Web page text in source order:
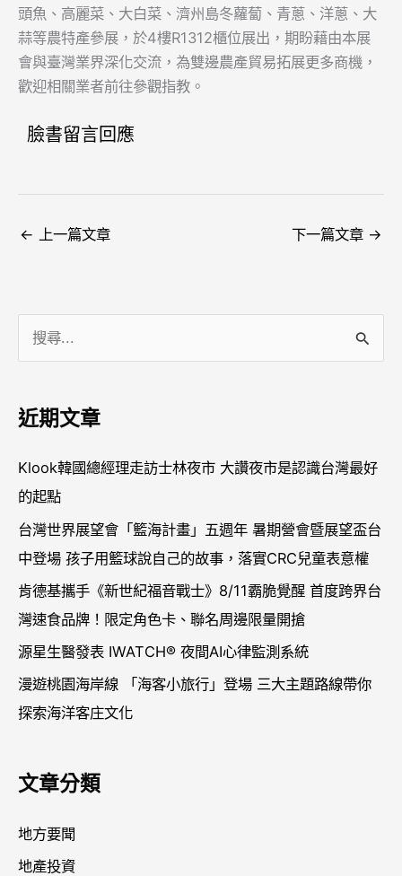
頭魚、高麗菜、大白菜、濟州島冬蘿蔔、青蔥、洋蔥、大
蒜等農特產參展，於4樓R1312櫃位展出，期盼藉由本展
會與臺灣業界深化交流，為雙邊農產貿易拓展更多商機，
歡迎相關業者前往參觀指教。
臉書留言回應
← 上一篇文章 下一篇文章 →
鍵
:
近期文章
Klook韓國總經理走訪士林夜市 大讚夜市是認識台灣最好
的起點
台灣世界展望會「籃海計畫」五週年 暑期營會暨展望盃台
中登場 孩子用籃球說自己的故事，落實CRC兒童表意權
肯德基攜手《新世紀福音戰士》8/11霸脆覺醒 首度跨界台
灣速食品牌！限定角色卡、聯名周邊限量開搶
源星生醫發表 IWATCH® 夜間AI心律監測系統
漫遊桃園海岸線 「海客小旅行」登場 三大主題路線帶你
探索海洋客庄文化
文章分類
地方要聞
地產投資